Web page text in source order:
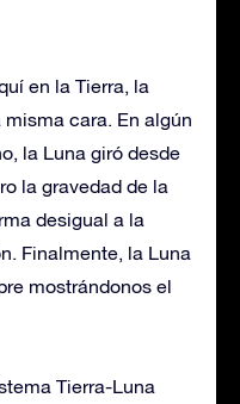
en la Tierra, la
cara. En algún
la Luna giró desde
la gravedad de la
desigual a la
Finalmente, la Luna
mostrándonos el
Tierra-Luna